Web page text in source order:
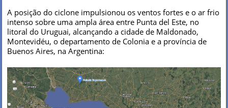
A posição do ciclone impulsionou os ventos fortes e o ar frio
intenso sobre uma ampla área entre Punta del Este, no
litoral do Uruguai, alcançando a cidade de Maldonado,
Montevidéu, o departamento de Colonia e a província de
Buenos Aires, na Argentina: